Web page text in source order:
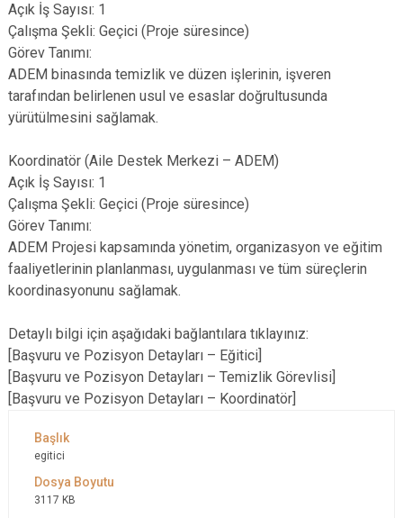
Açık İş Sayısı: 1
Çalışma Şekli: Geçici (Proje süresince)
Görev Tanımı:
ADEM binasında temizlik ve düzen işlerinin, işveren
tarafından belirlenen usul ve esaslar doğrultusunda
yürütülmesini sağlamak.
Koordinatör (Aile Destek Merkezi – ADEM)
Açık İş Sayısı: 1
Çalışma Şekli: Geçici (Proje süresince)
Görev Tanımı:
ADEM Projesi kapsamında yönetim, organizasyon ve eğitim
faaliyetlerinin planlanması, uygulanması ve tüm süreçlerin
koordinasyonunu sağlamak.
Detaylı bilgi için aşağıdaki bağlantılara tıklayınız:
[Başvuru ve Pozisyon Detayları – Eğitici]
[Başvuru ve Pozisyon Detayları – Temizlik Görevlisi]
[Başvuru ve Pozisyon Detayları – Koordinatör]
egitici
3117 KB